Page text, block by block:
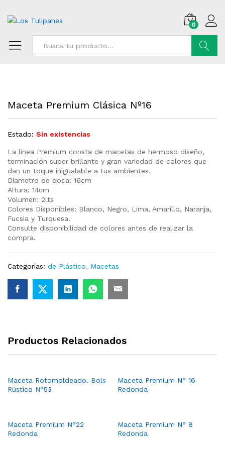
0
Maceta Premium Clásica Nº16
Estado: Sin existencias
La linea Premium consta de macetas de hermoso diseño,
terminación super brillante y gran variedad de colores que
dan un toque inigualable a tus ambientes.
Díametro de boca: 16cm
Altura: 14cm
Volumen: 2lts
Colores Disponibles: Blanco, Negro, Lima, Amarillo, Naranja,
Fucsia y Turquesa.
Consulte disponibilidad de colores antes de realizar la
compra.
Categorías: de Plástico, Macetas
Productos Relacionados
Maceta Rotomoldeado. Bols
Rústico N°53
Maceta Premium N° 16
Redonda
Maceta Premium N°22
Redonda
Maceta Premium N° 8
Redonda